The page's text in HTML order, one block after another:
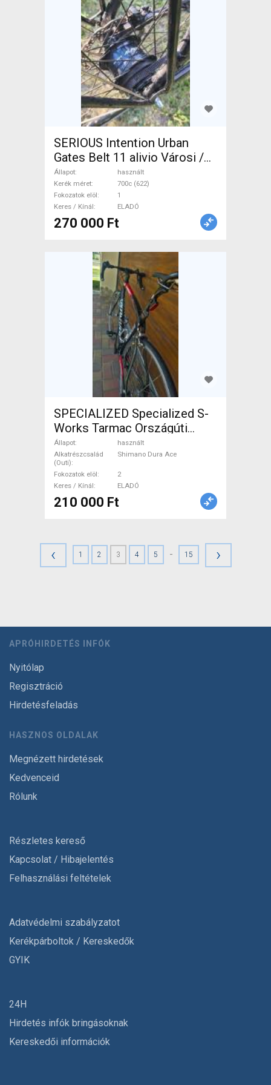
SERIOUS Intention Urban
Gates Belt 11 alivio Városi /
Cruiser tárcsafék használt
ELADÓ
Állapot
használt
Kerék méret
700c (622)
Fokozatok elöl
1
Keres / Kínál
ELADÓ
270 000 Ft
SPECIALIZED Specialized S-
Works Tarmac Országúti
Shimano Dura Ace patkófék
használt ELADÓ
Állapot
használt
Alkatrészcsalád
(Outi)
Shimano Dura Ace
Fokozatok elöl
2
Keres / Kínál
ELADÓ
210 000 Ft
‹ 1 2 3 4 5 - 15 ›
APRÓHIRDETÉS INFÓK
Nyitólap
Regisztráció
Hirdetésfeladás
HASZNOS OLDALAK
Megnézett hirdetések
Kedvenceid
Rólunk
Részletes kereső
Kapcsolat / Hibajelentés
Felhasználási feltételek
Adatvédelmi szabályzatot
Kerékpárboltok / Kereskedők
GYIK
24H
Hirdetés infók bringásoknak
Kereskedői információk